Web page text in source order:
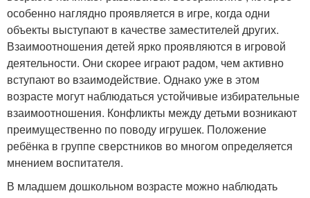
особенно наглядно проявляется в игре, когда одни
объекты выступают в качестве заместителей других.
Взаимоотношения детей ярко проявляются в игровой
деятельности. Они скорее играют радом, чем активно
вступают во взаимодействие. Однако уже в этом
возрасте могут наблюдаться устойчивые избирательные
взаимоотношения. Конфликты между детьми возникают
преимущественно по поводу игрушек. Положение
ребёнка в группе сверстников во многом определяется
мнением воспитателя.
В младшем дошкольном возрасте можно наблюдать